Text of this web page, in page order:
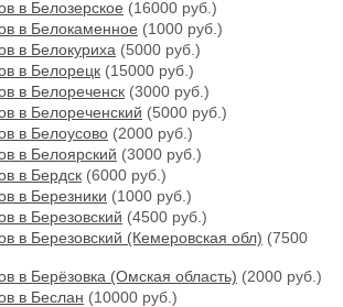
в Белозерское (16000 руб.)
в Белокаменное (1000 руб.)
в Белокуриха (5000 руб.)
в Белорецк (15000 руб.)
в Белореченск (3000 руб.)
в Белореченский (5000 руб.)
в Белоусово (2000 руб.)
в Белоярский (3000 руб.)
в Бердск (6000 руб.)
в Березники (1000 руб.)
в Березовский (4500 руб.)
в Березовский (Кемеровская обл) (7500
в Берёзовка (Омская область) (2000 руб.)
в Беслан (10000 руб.)